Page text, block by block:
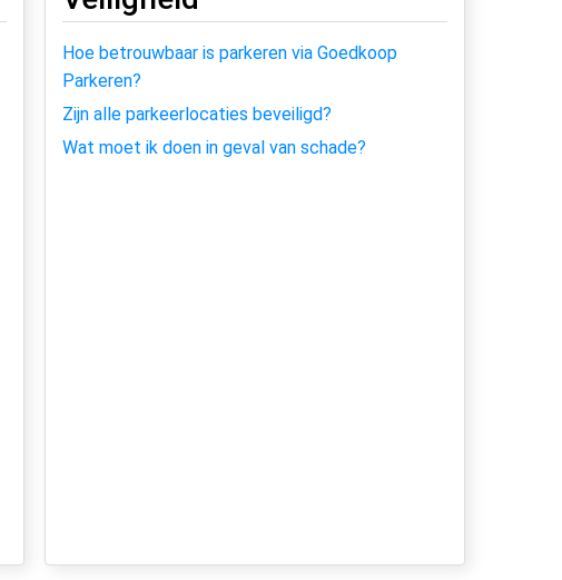
Hoe betrouwbaar is parkeren via Goedkoop
Parkeren?
Zijn alle parkeerlocaties beveiligd?
Wat moet ik doen in geval van schade?